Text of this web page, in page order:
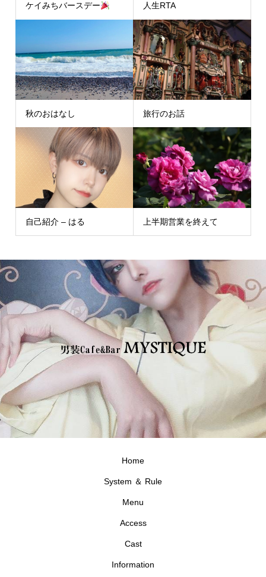
ケイみちバースデー 人生RTA
秋のおはなし 旅行のお話
自己紹介 – はる 上半期営業を終えて
Home
System ＆ Rule
Menu
Access
Cast
Information